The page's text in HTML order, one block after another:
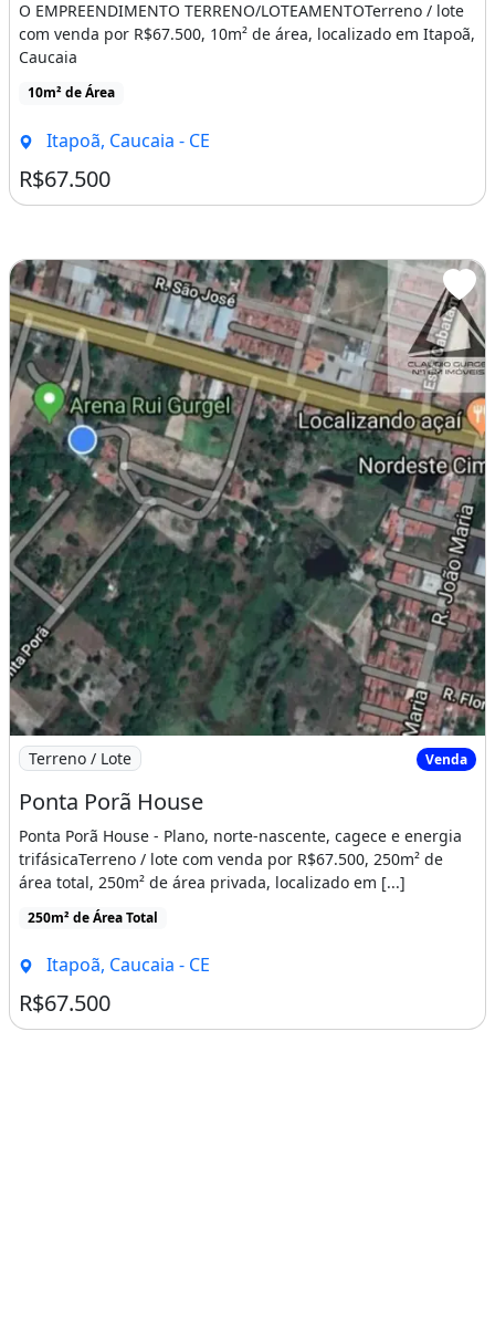
O EMPREENDIMENTO TERRENO/LOTEAMENTOTerreno / lote
com venda por R$67.500, 10m² de área, localizado em Itapoã,
Caucaia
10m² de Área
Itapoã, Caucaia - CE
R$67.500
Imagem: Ponta Porã House
Terreno / Lote Venda
Ponta Porã House
Ponta Porã House - Plano, norte-nascente, cagece e energia
trifásicaTerreno / lote com venda por R$67.500, 250m² de
área total, 250m² de área privada, localizado em [...]
250m² de Área Total
Itapoã, Caucaia - CE
R$67.500